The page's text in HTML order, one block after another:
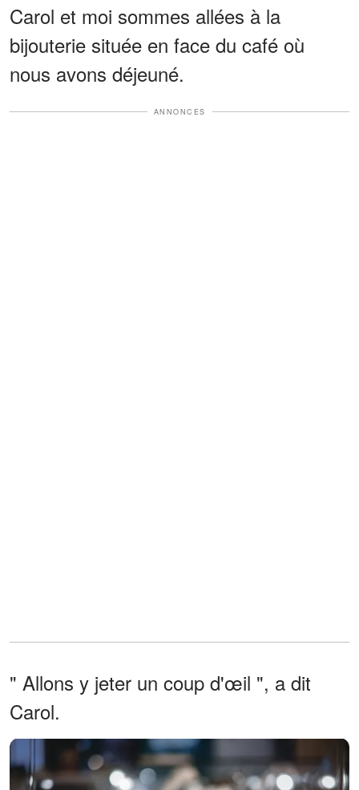
Carol et moi sommes allées à la
bijouterie située en face du café où
nous avons déjeuné.
ANNONCES
" Allons y jeter un coup d'œil ", a dit
Carol.